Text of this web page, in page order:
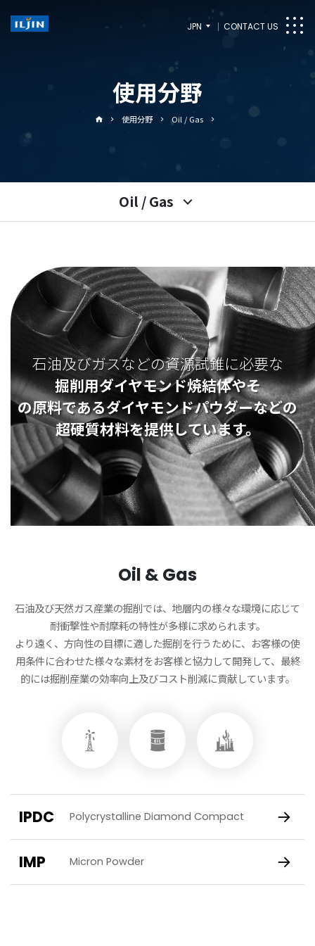
JPN CONTACT US
使用分野
使用分野 Oil / Gas
Oil / Gas
石油及びガスなどの資源試錐に必要な
掘削用ダイヤモンド焼結体やそ
の原料であるダイヤモンドパウダーなどの
超硬質材料を提供しています。
Oil & Gas
石油及び天然ガス産業の掘削では、地層内の様々な環境に応じて
耐衝撃性や耐摩耗の特性が多様に求められます。
より遠く、方向性の目標に適した掘削を行うために、お客様の使
用条件に合わせた様々な素材をお客様と協力して開発して、最終
的には掘削産業の効率向上及びコスト削減に貢献しています。
IPDC Polycrystalline Diamond Compact
IMP Micron Powder